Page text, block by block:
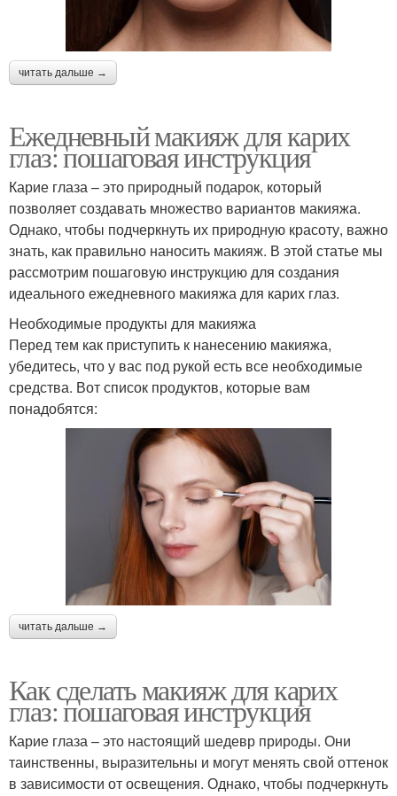
читать дальше →
Ежедневный макияж для карих
глаз: пошаговая инструкция
Карие глаза – это природный подарок, который
позволяет создавать множество вариантов макияжа.
Однако, чтобы подчеркнуть их природную красоту, важно
знать, как правильно наносить макияж. В этой статье мы
рассмотрим пошаговую инструкцию для создания
идеального ежедневного макияжа для карих глаз.
Необходимые продукты для макияжа
Перед тем как приступить к нанесению макияжа,
убедитесь, что у вас под рукой есть все необходимые
средства. Вот список продуктов, которые вам
понадобятся:
читать дальше →
Как сделать макияж для карих
глаз: пошаговая инструкция
Карие глаза – это настоящий шедевр природы. Они
таинственны, выразительны и могут менять свой оттенок
в зависимости от освещения. Однако, чтобы подчеркнуть